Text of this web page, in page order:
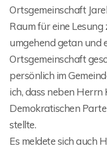
Ortsgemeinschaft
Raum für eine
umgehend getan und
Ortsgemeinschaft
persönlich im
ich, dass neben
Demokratischen
stellte.
Es meldete sich auch